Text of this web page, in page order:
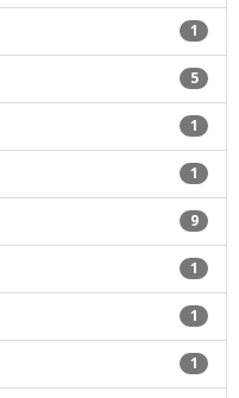
1
5
1
1
9
1
1
1